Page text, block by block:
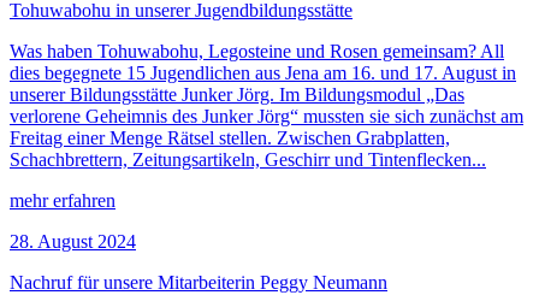
Tohuwabohu in unserer Jugendbildungsstätte
Was haben Tohuwabohu, Legosteine und Rosen gemeinsam? All
dies begegnete 15 Jugendlichen aus Jena am 16. und 17. August in
unserer Bildungsstätte Junker Jörg. Im Bildungsmodul „Das
verlorene Geheimnis des Junker Jörg“ mussten sie sich zunächst am
Freitag einer Menge Rätsel stellen. Zwischen Grabplatten,
Schachbrettern, Zeitungsartikeln, Geschirr und Tintenflecken...
mehr erfahren
28. August 2024
Nachruf für unsere Mitarbeiterin Peggy Neumann